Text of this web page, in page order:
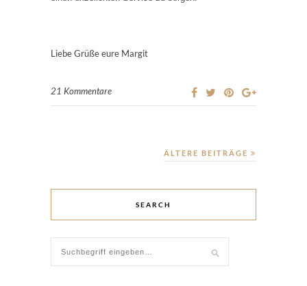
Liebe Grüße eure Margit
21 Kommentare
ÄLTERE BEITRÄGE
SEARCH